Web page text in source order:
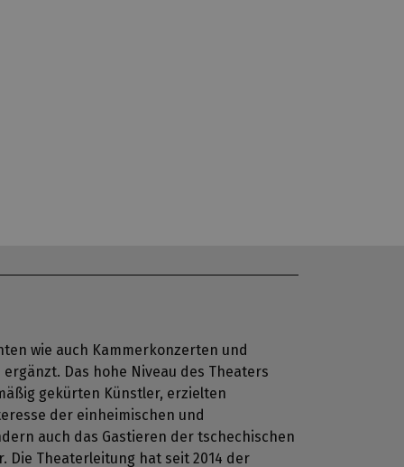
wie auch Kammerkonzerten und
Das hohe Niveau des Theaters
gekürten Künstler, erzielten
der einheimischen und